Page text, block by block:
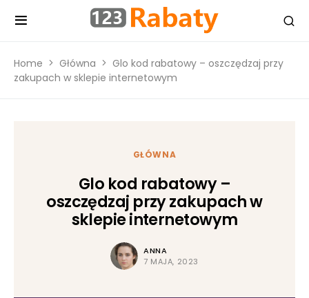
Home Główna
Glo kod rabatowy – oszczędzaj przy
zakupach w sklepie internetowym
GŁÓWNA
Glo kod rabatowy –
oszczędzaj przy zakupach w
sklepie internetowym
ANNA
7 MAJA, 2023